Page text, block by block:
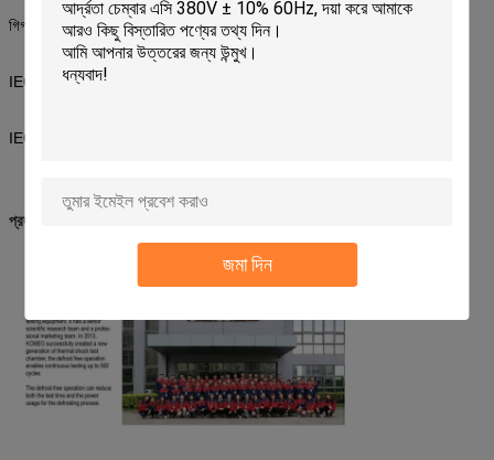
জমা দিন
গিগাবাইট / T2423.22-2001 উচ্চমানের পরীক্ষা পদ্ধতি
IEC60068-2-1.1990 নিম্ন-তাপমাত্রা পরীক্ষার পদ্ধতি
IEC60068-2-2.1974 উচ্চ-তাপমাত্রা পরীক্ষার পদ্ধতি
প্রদর্শন